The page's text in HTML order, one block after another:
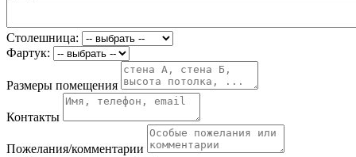
Столешница:
Фартук:
Размеры помещения
Контакты
Пожелания/комментарии